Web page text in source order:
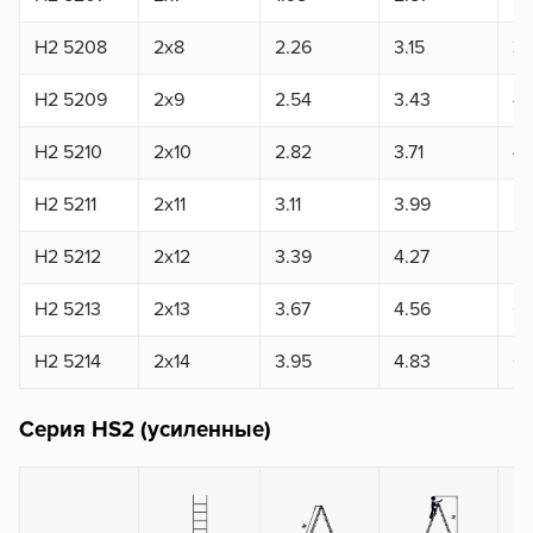
H2 5208 2x8 2.26 3.15
H2 5209 2x9 2.54 3.43
H2 5210 2x10 2.82 3.71
H2 5211 2x11 3.11 3.99
H2 5212 2x12 3.39 4.27
H2 5213 2x13 3.67 4.56
H2 5214 2x14 3.95 4.83
Серия HS2 (усиленные)